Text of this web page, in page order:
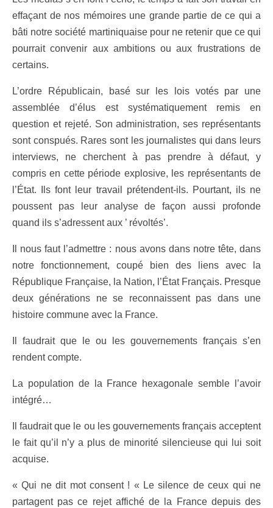
effaçant de nos mémoires une grande partie de ce qui a
bâti notre société martiniquaise pour ne retenir que ce qui
pourrait convenir aux ambitions ou aux frustrations de
certains.
L’ordre Républicain, basé sur les lois votés par une
assemblée d’élus est systématiquement remis en
question et rejeté. Son administration, ses représentants
sont conspués. Rares sont les journalistes qui dans leurs
interviews, ne cherchent à pas prendre à défaut, y
compris en cette période explosive, les représentants de
l’État. Ils font leur travail prétendent-ils. Pourtant, ils ne
poussent pas leur analyse de façon aussi profonde
quand ils s’adressent aux ’ révoltés’.
Il nous faut l’admettre : nous avons dans notre tête, dans
notre fonctionnement, coupé bien des liens avec la
République Française, la Nation, l’État Français. Presque
deux générations ne se reconnaissent pas dans une
histoire commune avec la France.
Il faudrait que le ou les gouvernements français s’en
rendent compte.
La population de la France hexagonale semble l’avoir
intégré…
Il faudrait que le ou les gouvernements français acceptent
le fait qu’il n’y a plus de minorité silencieuse qui lui soit
acquise.
« Qui ne dit mot consent ! « Le silence de ceux qui ne
partagent pas ce rejet affiché de la France depuis des